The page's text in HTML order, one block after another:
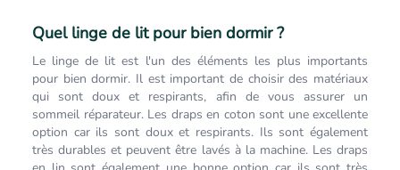
Quel linge de lit pour bien dormir ?
Le linge de lit est l'un des éléments les plus importants
pour bien dormir. Il est important de choisir des matériaux
qui sont doux et respirants, afin de vous assurer un
sommeil réparateur. Les draps en coton sont une excellente
option car ils sont doux et respirants. Ils sont également
très durables et peuvent être lavés à la machine. Les draps